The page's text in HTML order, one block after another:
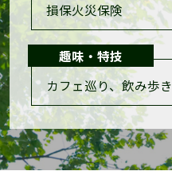
損保火災保険
趣味・特技
カフェ巡り、飲み歩き